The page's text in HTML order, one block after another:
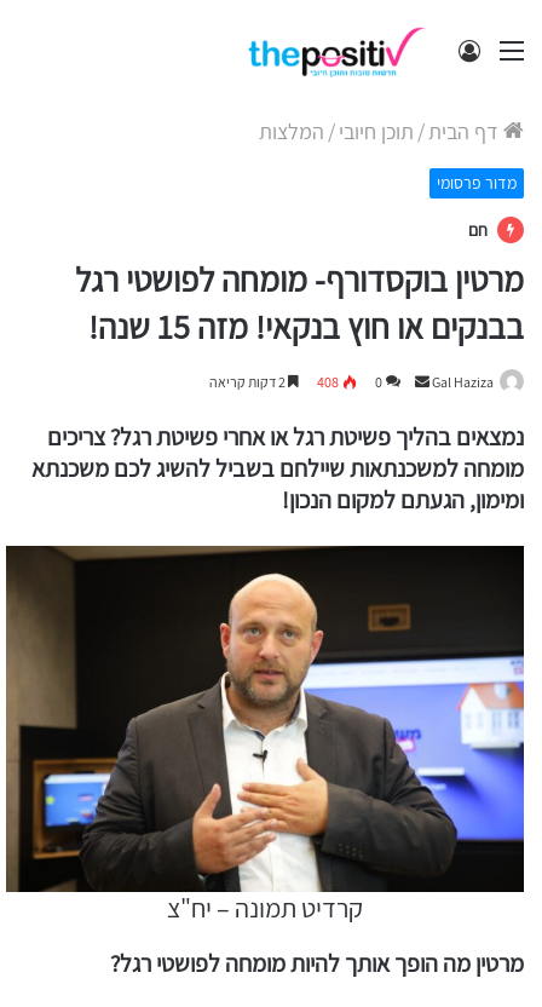
תפריט התחבר
דף הבית/ תוכן חיובי/ המלצות
מדור פרסומי
חם
מרטין בוקסדורף- מומחה לפושטי רגל
בבנקים או חוץ בנקאי! מזה 15 שנה!
Gal Haziza
Send
email
0
408
נמצאים בהליך פשיטת רגל או אחרי פשיטת רגל? צריכים
מומחה למשכנתאות שיילחם בשביל להשיג לכם משכנתא
ומימון, הגעתם למקום הנכון!
קרדיט תמונה – יח"צ
מרטין מה הופך אותך להיות מומחה לפושטי רגל?